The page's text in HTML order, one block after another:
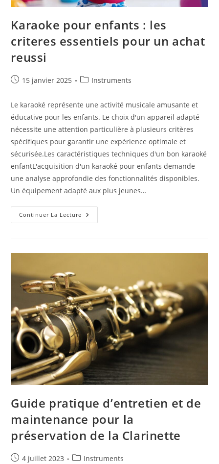
Karaoke pour enfants : les
criteres essentiels pour un achat
reussi
Publication
15 janvier 2025
PostInstruments
Le karaoké représente une activité musicale amusante et
éducative pour les enfants. Le choix d'un appareil adapté
nécessite une attention particulière à plusieurs critères
spécifiques pour garantir une expérience optimale et
sécurisée.Les caractéristiques techniques d'un bon karaoké
enfantL'acquisition d'un karaoké pour enfants demande
une analyse approfondie des fonctionnalités disponibles.
Un équipement adapté aux plus jeunes…
Continuer La Lecture Karaoke
Pour
Essentiels
Reussi
Guide pratique d’entretien et de
maintenance pour la
préservation de la Clarinette
Publication
4 juillet 2023
PostInstruments